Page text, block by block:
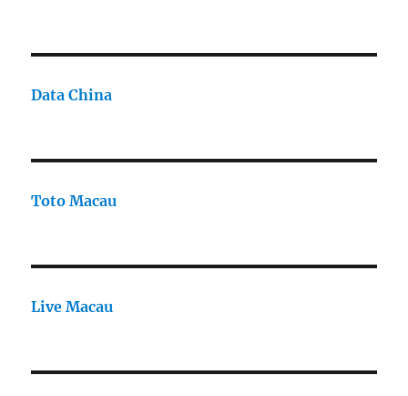
Data China
Toto Macau
Live Macau